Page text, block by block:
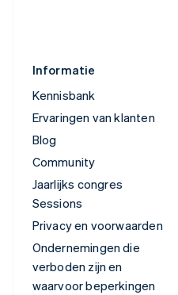
Informatie
Kennisbank
Ervaringen van klanten
Blog
Community
Jaarlijks congres
Sessions
Privacy en voorwaarden
Ondernemingen die
verboden zijn en
waarvoor beperkingen